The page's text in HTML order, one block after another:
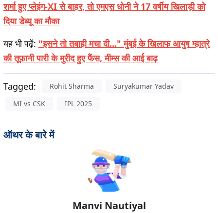
शर्मा हुए प्लेइंग-XI से बाहर, तो एमएस धोनी ने 17 वर्षीय खिलाड़ी को
दिया डेब्यू का मौका
यह भी पढ़ें: "इसने तो तबाही मचा दी..." मुंबई के खिलाफ आयुष म्हात्रे
की तूफ़ानी पारी के मुरीद हुए फैंस, मीम्स की आई बाढ़
Tagged: Rohit Sharma
Suryakumar Yadav
MI vs CSK
IPL 2025
ऑथर के बारे में
Manvi Nautiyal